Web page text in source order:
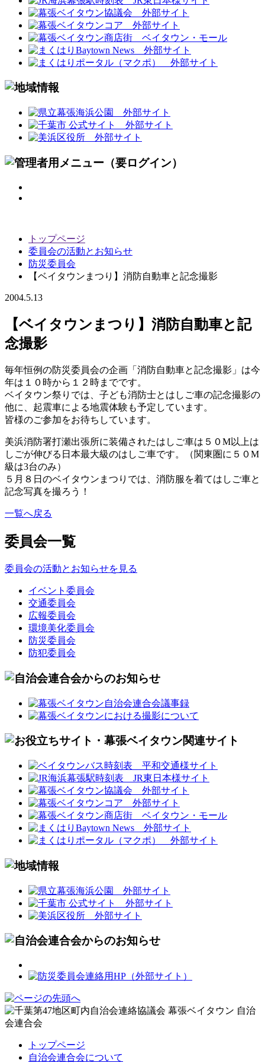
トップページ
委員会の活動とお知らせ
防災委員会
【ベイタウンまつり】消防自動車と記念撮影
2004.5.13
【ベイタウンまつり】消防自動車と記
念撮影
毎年恒例の防災委員会の企画「消防自動車と記念撮影」は今
年は１０時から１２時までです。
ベイタウン祭りでは、子ども消防士とはしご車の記念撮影の
他に、起震車による地震体験も予定しています。
皆様のご参加をお待ちしています。
美浜消防署打瀬出張所に装備されたはしご車は５０M以上は
しごが伸びる日本最大級のはしご車です。（関東圏に５０M
級は3台のみ）
５月８日のベイタウンまつりでは、消防服を着てはしご車と
記念写真を撮ろう！
一覧へ戻る
委員会一覧
委員会の活動とお知らせを見る
イベント委員会
交通委員会
広報委員会
環境美化委員会
防災委員会
防犯委員会
トップページ
自治会連合会について